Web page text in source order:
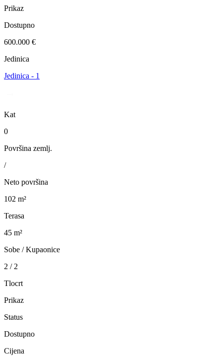
Prikaz
Dostupno
600.000 €
Jedinica
Jedinica - 1
Kat
0
Površina zemlj.
/
Neto površina
102 m²
Terasa
45 m²
Sobe / Kupaonice
2 / 2
Tlocrt
Prikaz
Status
Dostupno
Cijena